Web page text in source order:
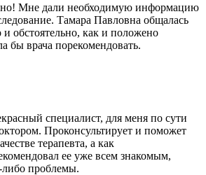
Мне дали необходимую информацию
Тамара Павловна общалась
обстоятельно, как и положено
бы врача порекомендовать.
специалист, для меня по сути
Проконсультирует и поможет
терапевта, а как
ее уже всем знакомым,
либо проблемы.